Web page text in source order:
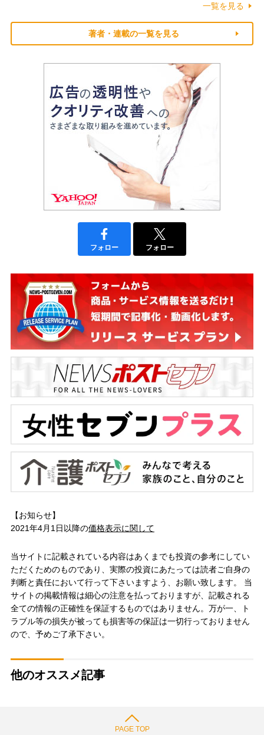
一覧を見る
著者・連載の一覧を見る
フォロー フォロー
【お知らせ】
2021年4月1日以降の価格表示に関して
当サイトに記載されている内容はあくまでも投資の参考にしてい
ただくためのものであり、実際の投資にあたっては読者ご自身の
判断と責任において行って下さいますよう、お願い致します。 当
サイトの掲載情報は細心の注意を払っておりますが、記載される
全ての情報の正確性を保証するものではありません。万が一、ト
ラブル等の損失が被っても損害等の保証は一切行っておりません
ので、予めご了承下さい。
他のオススメ記事
PAGE TOP